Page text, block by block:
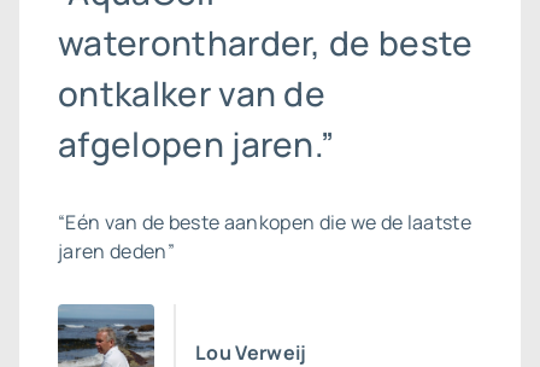
waterontharder, de beste
ontkalker van de
afgelopen jaren.”
“Eén van de beste aankopen die we de laatste
jaren deden”
Lou Verweij